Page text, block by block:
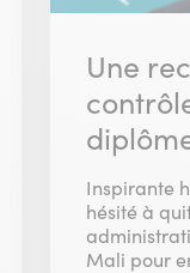
Une
Inspirante
hésité à
Mali pour